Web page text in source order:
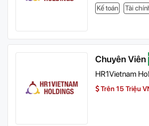
Kế toán Tài
Chuyên Viên
HR1Vietnam
Trên 15 Triệu